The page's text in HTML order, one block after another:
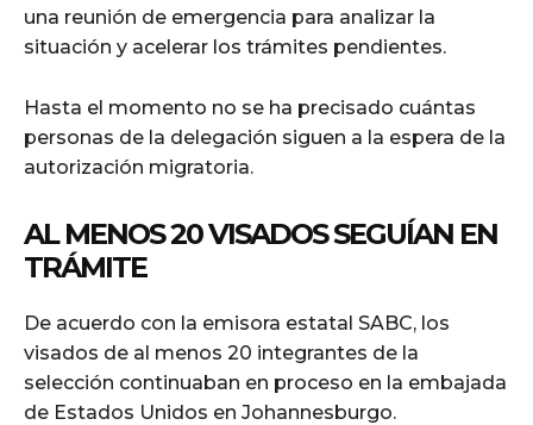
una reunión de emergencia para analizar la
situación y acelerar los trámites pendientes.
Hasta el momento no se ha precisado cuántas
personas de la delegación siguen a la espera de la
autorización migratoria.
AL MENOS 20 VISADOS SEGUÍAN EN
TRÁMITE
De acuerdo con la emisora estatal SABC, los
visados de al menos 20 integrantes de la
selección continuaban en proceso en la embajada
de Estados Unidos en Johannesburgo.